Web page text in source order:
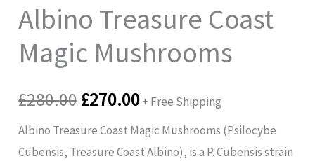
Albino Treasure Coast
Magic Mushrooms
£280.00£270.00+ Free Shipping
Albino Treasure Coast Magic Mushrooms (Psilocybe
Cubensis, Treasure Coast Albino), is a P. Cubensis strain